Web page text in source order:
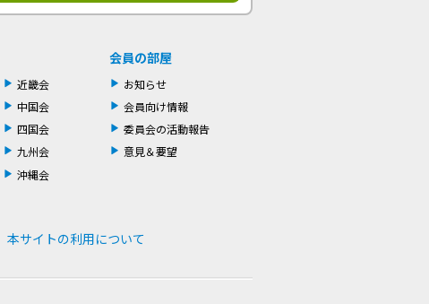
近畿会
中国会
四国会
九州会
沖縄会
会員の部屋
お知らせ
会員向け情報
委員会の活動報告
意見＆要望
本サイトの利用について